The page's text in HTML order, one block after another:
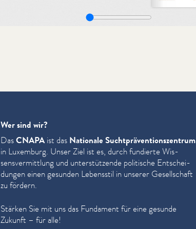
Wer sind wir?
DasCNAPAist das Nationale Sucht­präven­tion­szen­trum
in Luxemburg. Unser Ziel ist es, durch fundierte Wis­
sensver­mit­tlung und unter­stützende politische Entschei­
dun­gen einen gesunden Lebensstil in unserer Gesellschaft
zu fördern.
Stärken Sie mit uns das Fundament für eine gesunde
Zukunft – für alle!